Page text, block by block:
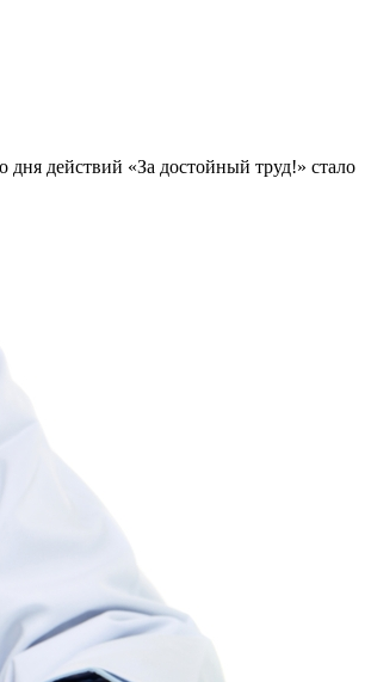
действий «За достойный труд!» стало